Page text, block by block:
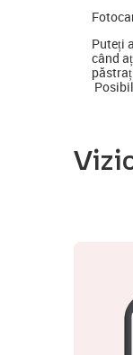
Puteți
când